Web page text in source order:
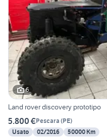
6
Land rover discovery prototipo
5.800 €Pescara (PE)
Usato
02/2016 50000 Km